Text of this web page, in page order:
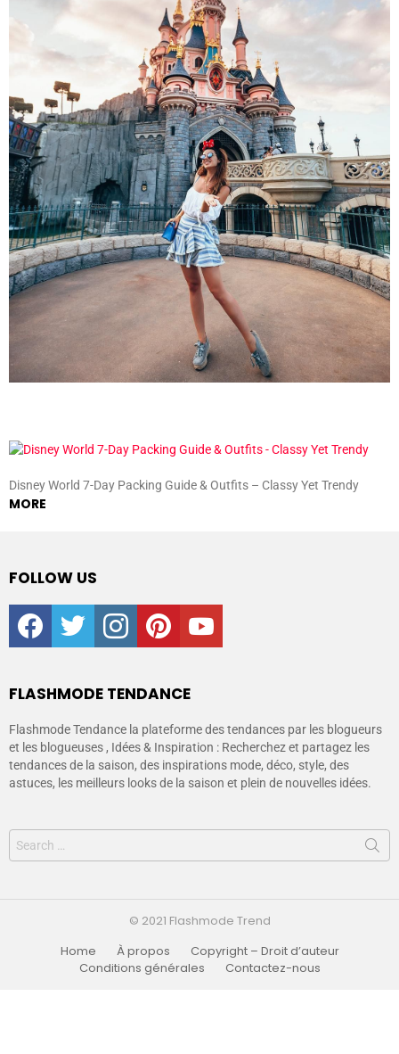
Disney World 7-Day Packing Guide & Outfits – Classy Yet Trendy
MORE
FOLLOW US
facebooktwitter instagrampinterestyoutube
FLASHMODE TENDANCE
Flashmode Tendance la plateforme des tendances par les blogueurs
et les blogueuses , Idées & Inspiration : Recherchez et partagez les
tendances de la saison, des inspirations mode, déco, style, des
astuces, les meilleurs looks de la saison et plein de nouvelles idées.
© 2021 Flashmode Trend
Home
À propos
Copyright – Droit d’auteur
Conditions générales
Contactez-nous